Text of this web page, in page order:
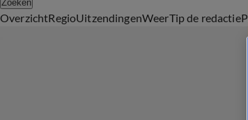
Zoeken
OverzichtRegioUitzendingenWeerTip de redactie